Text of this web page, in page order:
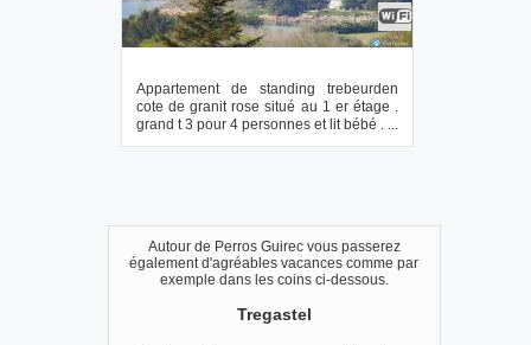
Appartement de standing trebeurden
cote de granit rose situé au 1 er étage .
grand t 3 pour 4 personnes et lit bébé . ...
Autour de Perros Guirec vous passerez
également d'agréables vacances comme par
exemple dans les coins ci-dessous.
Tregastel